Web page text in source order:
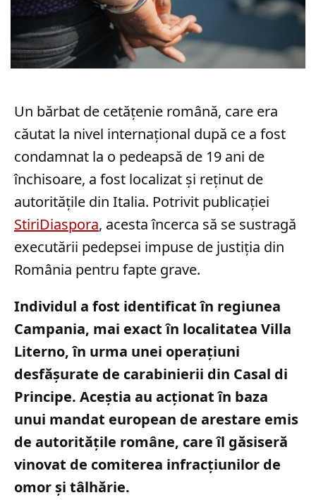
Un bărbat de cetățenie română, care era
căutat la nivel internațional după ce a fost
condamnat la o pedeapsă de 19 ani de
închisoare, a fost localizat și reținut de
autoritățile din Italia. Potrivit publicației
StiriDiaspora, acesta încerca să se sustragă
executării pedepsei impuse de justiția din
România pentru fapte grave.
Individul a fost identificat în regiunea
Campania, mai exact în localitatea Villa
Literno, în urma unei operațiuni
desfășurate de carabinierii din Casal di
Principe. Aceștia au acționat în baza
unui mandat european de arestare emis
de autoritățile române, care îl găsiseră
vinovat de comiterea infracțiunilor de
omor și tâlhărie.